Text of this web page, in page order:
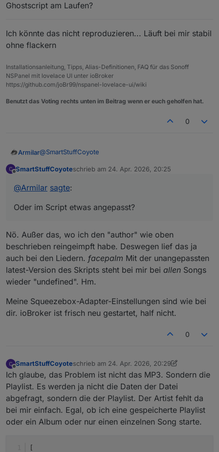
Ghostscript am Laufen?
Ich könnte das nicht reproduzieren... Läuft bei mir stabil
ohne flackern
Installationsanleitung, Tipps, Alias-Definitionen, FAQ für das Sonoff
NSPanel mit lovelace UI unter ioBroker
https://github.com/joBr99/nspanel-lovelace-ui/wiki
Benutzt das Voting rechts unten im Beitrag wenn er euch geholfen hat.
0
Armilar@SmartStuffCoyote
Habe ich auch nicht... Läuft geschmeidig bei mir
Vielleicht hier etwas geändert? Bei mir Original
Oder im Script etwas angepasst?
Oder mal den ioBroker durchstarten? Evtl. ein
Ghostscript am Laufen?
Ich könnte das nicht reproduzieren... Läuft bei mir
SmartStuffCoyoteschrieb am 24. Apr. 2026, 20:25
zuletzt editiert von
@Armilar sagte:
Oder im Script etwas angepasst?
Nö. Außer das, wo ich den "author" wie oben
beschrieben reingeimpft habe. Deswegen lief das ja
auch bei den Liedern. facepalm Mit der unangepassten
latest-Version des Skripts steht bei mir bei allen Songs
wieder "undefined". Hm.
Meine Squeezebox-Adapter-Einstellungen sind wie bei
dir. ioBroker ist frisch neu gestartet, half nicht.
0
Offline
SmartStuffCoyoteschrieb am 24. Apr. 2026, 20:29
zuletzt editiert von SmartStuffCoyote
Ich glaube, das Problem ist nicht das MP3. Sondern die
Playlist. Es werden ja nicht die Daten der Datei
abgefragt, sondern die der Playlist. Der Artist fehlt da
bei mir einfach. Egal, ob ich eine gespeicherte Playlist
oder ein Album oder nur einen einzelnen Song starte.
[